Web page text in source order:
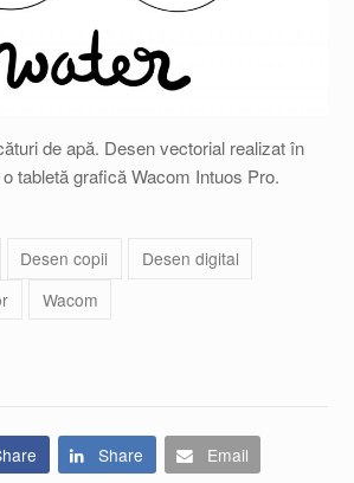
de apă. Desen vectorial realizat în
tabletă grafică Wacom Intuos Pro.
Desen copii
Desen digital
Wacom
Share
Email